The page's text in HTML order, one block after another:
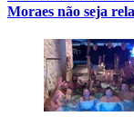
Moraes não seja